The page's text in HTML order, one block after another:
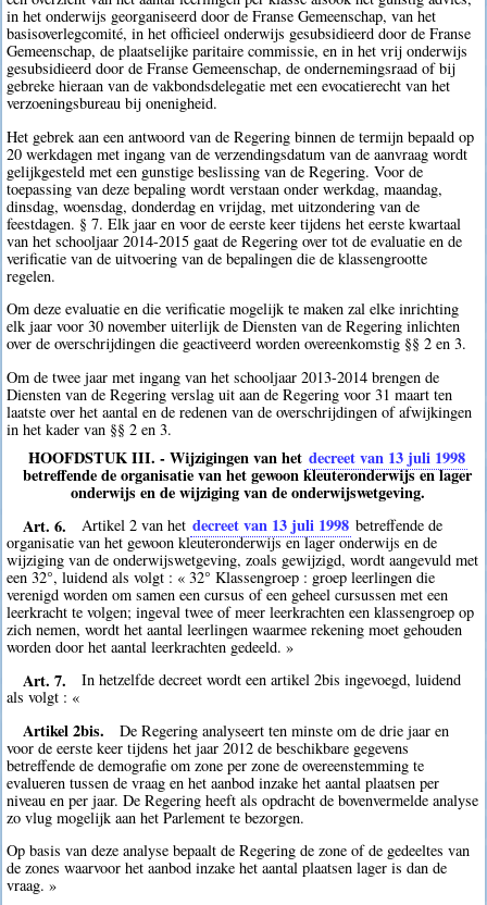
in het onderwijs georganiseerd door de Franse Gemeenschap, van het
basisoverlegcomité, in het officieel onderwijs gesubsidieerd door de Franse
Gemeenschap, de plaatselijke paritaire commissie, en in het vrij onderwijs
gesubsidieerd door de Franse Gemeenschap, de ondernemingsraad of bij
gebreke hieraan van de vakbondsdelegatie met een evocatierecht van het
verzoeningsbureau bij onenigheid.
Het gebrek aan een antwoord van de Regering binnen de termijn bepaald op
20 werkdagen met ingang van de verzendingsdatum van de aanvraag wordt
gelijkgesteld met een gunstige beslissing van de Regering. Voor de
toepassing van deze bepaling wordt verstaan onder werkdag, maandag,
dinsdag, woensdag, donderdag en vrijdag, met uitzondering van de
feestdagen. § 7. Elk jaar en voor de eerste keer tijdens het eerste kwartaal
van het schooljaar 2014-2015 gaat de Regering over tot de evaluatie en de
verificatie van de uitvoering van de bepalingen die de klassengrootte
regelen.
Om deze evaluatie en die verificatie mogelijk te maken zal elke inrichting
elk jaar voor 30 november uiterlijk de Diensten van de Regering inlichten
over de overschrijdingen die geactiveerd worden overeenkomstig §§ 2 en 3.
Om de twee jaar met ingang van het schooljaar 2013-2014 brengen de
Diensten van de Regering verslag uit aan de Regering voor 31 maart ten
laatste over het aantal en de redenen van de overschrijdingen of afwijkingen
in het kader van §§ 2 en 3.
HOOFDSTUK III. - Wijzigingen van het decreet van 13 juli 1998
betreffende de organisatie van het gewoon kleuteronderwijs en lager
onderwijs en de wijziging van de onderwijswetgeving.
Art. 6.
Artikel 2 van het decreet van 13 juli 1998 betreffende de
organisatie van het gewoon kleuteronderwijs en lager onderwijs en de
wijziging van de onderwijswetgeving, zoals gewijzigd, wordt aangevuld met
een 32°, luidend als volgt : « 32° Klassengroep : groep leerlingen die
verenigd worden om samen een cursus of een geheel cursussen met een
leerkracht te volgen; ingeval twee of meer leerkrachten een klassengroep op
zich nemen, wordt het aantal leerlingen waarmee rekening moet gehouden
worden door het aantal leerkrachten gedeeld. »
Art. 7.
In hetzelfde decreet wordt een artikel 2bis ingevoegd, luidend
als volgt : «
Artikel 2bis.
De Regering analyseert ten minste om de drie jaar en
voor de eerste keer tijdens het jaar 2012 de beschikbare gegevens
betreffende de demografie om zone per zone de overeenstemming te
evalueren tussen de vraag en het aanbod inzake het aantal plaatsen per
niveau en per jaar. De Regering heeft als opdracht de bovenvermelde analyse
zo vlug mogelijk aan het Parlement te bezorgen.
Op basis van deze analyse bepaalt de Regering de zone of de gedeeltes van
de zones waarvoor het aanbod inzake het aantal plaatsen lager is dan de
vraag. »